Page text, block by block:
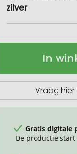
zilver
functies
(mannetje)
In
Vraag
Gratis digitale
De productie